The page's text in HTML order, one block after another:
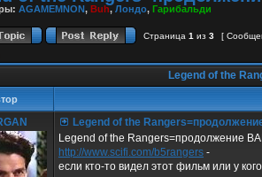
AGAMEMNON, Buh, Лондо, Гарибальди
Страница 1 из 3
[
Legend of the
Legend of the
Legend of the Rangers=продолжение
http://www.scifi.com/b5rangers -
если кто-то видел этот фильм или у